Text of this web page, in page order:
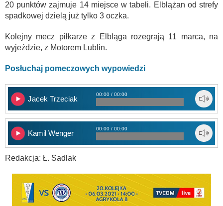
20 punktów zajmuje 14 miejsce w tabeli. Elblążan od strefy
spadkowej dzielą już tylko 3 oczka.
Kolejny mecz piłkarze z Elbląga rozegrają 11 marca, na
wyjeździe, z Motorem Lublin.
Posłuchaj pomeczowych wypowiedzi
Jacek Trzeciak
00:00 / 00:00
Kamil Wenger
00:00 / 00:00
Redakcja: Ł. Sadlak